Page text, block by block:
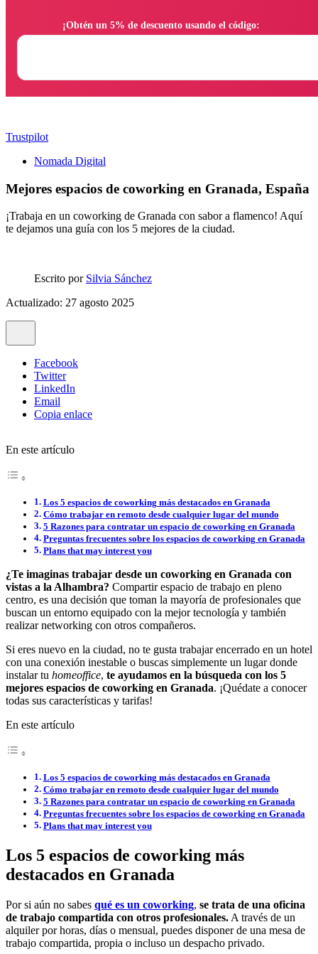
Trustpilot
Nomada Digital
Mejores espacios de coworking en Granada, España
¡Trabaja en un coworking de Granada con sabor a flamenco! Aquí
te dejamos una guía con los 5 mejores de la ciudad.
Escrito por Silvia Sánchez
Actualizado: 27 agosto 2025
Facebook
Twitter
LinkedIn
Email
Copia enlace
En este artículo
Los 5 espacios de coworking más destacados en Granada
Cómo trabajar en remoto desde cualquier lugar del mundo
5 Razones para contratar un espacio de coworking en Granada
Preguntas frecuentes sobre los espacios de coworking en Granada
Plans that may interest you
¿Te imaginas trabajar desde un coworking en Granada con
vistas a la Alhambra? Compartir espacio de trabajo en pleno
centro, es una decisión que toman la mayoría de profesionales que
buscan un entorno equipado con la mejor tecnología y también
realizar networking con otros compañeros.
Si eres nuevo en la ciudad, no te gusta trabajar encerrado en un hotel
con una conexión inestable o buscas simplemente un lugar donde
instalar tu homeoffice, te ayudamos en la búsqueda con los 5
mejores espacios de coworking en Granada. ¡Quédate a conocer
todas sus características y tarifas!
En este artículo
Los 5 espacios de coworking más destacados en Granada
Cómo trabajar en remoto desde cualquier lugar del mundo
5 Razones para contratar un espacio de coworking en Granada
Preguntas frecuentes sobre los espacios de coworking en Granada
Plans that may interest you
Los 5 espacios de coworking más
destacados en Granada
Por si aún no sabes qué es un coworking, se trata de una oficina
de trabajo compartida con otros profesionales. A través de un
alquiler por horas, días o mensual, puedes disponer de una mesa de
trabajo compartida, propia o incluso un despacho privado.